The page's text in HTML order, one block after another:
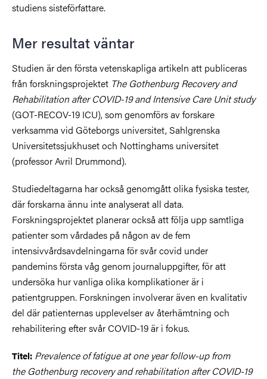
studiens sisteförfattare.
Mer resultat väntar
Studien är den första vetenskapliga artikeln att publiceras
från forskningsprojektet The Gothenburg Recovery and
Rehabilitation after COVID-19 and Intensive Care Unit study
(GOT-RECOV-19 ICU), som genomförs av forskare
verksamma vid Göteborgs universitet, Sahlgrenska
Universitetssjukhuset och Nottinghams universitet
(professor Avril Drummond).
Studiedeltagarna har också genomgått olika fysiska tester,
där forskarna ännu inte analyserat all data.
Forskningsprojektet planerar också att följa upp samtliga
patienter som vårdades på någon av de fem
intensivvårdsavdelningarna för svår covid under
pandemins första våg genom journaluppgifter, för att
undersöka hur vanliga olika komplikationer är i
patientgruppen. Forskningen involverar även en kvalitativ
del där patienternas upplevelser av återhämtning och
rehabilitering efter svår COVID-19 är i fokus.
Titel: Prevalence of fatigue at one year follow-up from
the Gothenburg recovery and rehabilitation after COVID-19